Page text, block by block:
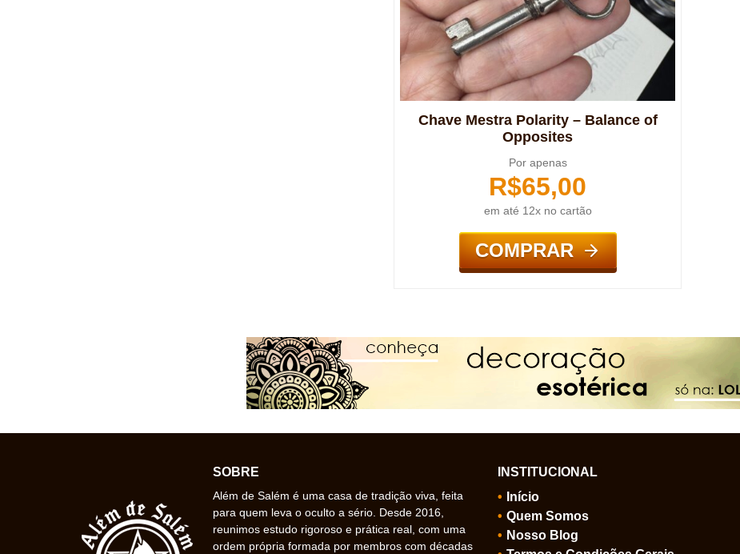
Chave Mestra Polarity – Balance of
Opposites
Por apenas
R$65,00
em até 12x no cartão
COMPRAR
SOBRE
Além de Salém é uma casa de tradição viva, feita
para quem leva o oculto a sério. Desde 2016,
reunimos estudo rigoroso e prática real, com uma
ordem própria formada por membros com décadas
INSTITUCIONAL
Início
Quem Somos
Nosso Blog